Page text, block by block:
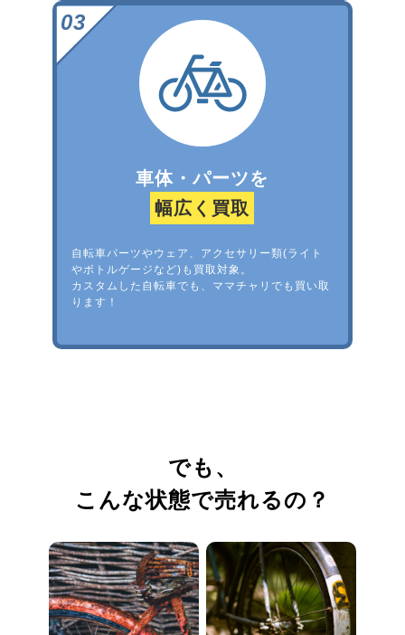
車体・パーツを
幅広く買取
自転車パーツやウェア、アクセサリー類(ライト
やボトルゲージなど)も買取対象。
カスタムした自転車でも、ママチャリでも買い取
ります！
でも、
こんな状態で売れるの？